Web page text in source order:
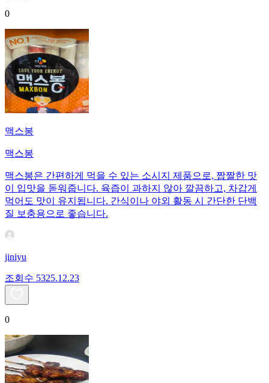
0
맥스봉
맥스봉
맥스봉은 간편하게 먹을 수 있는 소시지 제품으로, 짭짤한 맛
이 입맛을 돋워줍니다. 육즙이 과하지 않아 깔끔하고, 차갑게
먹어도 맛이 유지됩니다. 간식이나 야외 활동 시 간단한 단백
질 보충용으로 좋습니다.
jiniyu
조회수 5325.12.23
0